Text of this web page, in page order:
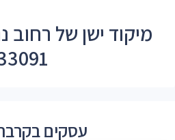
עסקים